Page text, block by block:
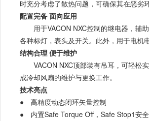
时充分考虑了散热问题，可确保其在恶
配置完备 面向应用
用于VACON NXC控制的继电器，辅
各种标灯，表头及开关。此外，用于电机
结构合理 便于维护
VACON NXC顶部装有吊耳，可轻松
成冷却风扇的维护与更换工作。
技术亮点
● 高精度动态闭环矢量控制
● 内置Safe Torque Off，Safe Stop1安